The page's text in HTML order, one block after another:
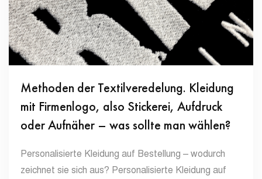
Methoden der Textilveredelung. Kleidung
mit Firmenlogo, also Stickerei, Aufdruck
oder Aufnäher – was sollte man wählen?
Personalisierte Kleidung auf Bestellung – wodurch
zeichnet sie sich aus? Personalisierte Kleidung auf